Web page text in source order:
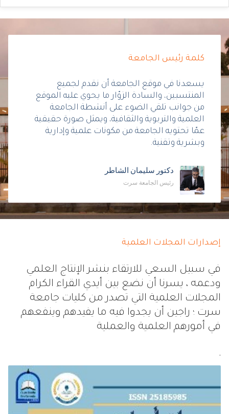
كلمة رئيس الجامعة
يسعدنا في موقع الجامعة أن نقدم لجميع
المنتسبين، والسادة الزوّار ما يحوي عليه الموقع
من جوانب تلقي الضوء على أنشطة الجامعة
العلمية والتربوية والثقافية، ويمثل صورة حقيقية
عمّا تحتويه الجامعة من مكونات علمية وإدارية
وبشرية وتقنية.
دكتور سليمان الشاطر
رئيس الجامعة سرت
إصدارات المجلات العلمية
في سبيل السعي للارتقاء بنشر الإنتاج العلمي
ودعمه ، يسرنا أن نضع بين أيدي القراء الكرام
المجلات العلمية التي تصدر من كليات جامعة
سرت ؛ راجين أن يجدوا فيه ما يفيدهم وينفعهم
في أمورهم العلمية والعملية
.